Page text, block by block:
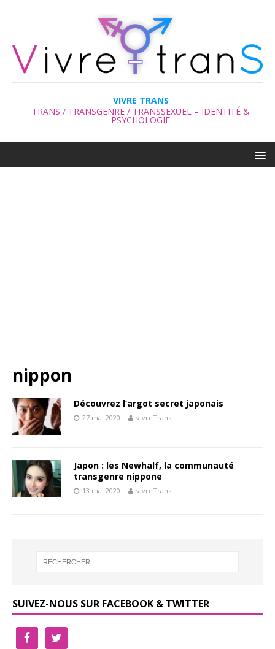
VIVRE TRANS
TRANS / TRANSGENRE / TRANSSEXUEL – IDENTITÉ &
PSYCHOLOGIE
nippon
Découvrez l’argot secret japonais
27 mai 2020 vivreTrans
Japon : les Newhalf, la communauté
transgenre nippone
13 mai 2020 vivreTrans
SUIVEZ-NOUS SUR FACEBOOK & TWITTER